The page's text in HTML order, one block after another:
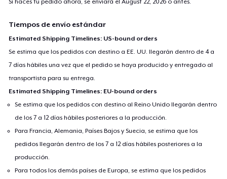
Tiempos de envío estándar
Estimated Shipping Timelines: US-bound orders
Se estima que los pedidos con destino a EE. UU. llegarán dentro de 4 a
7 días hábiles una vez que el pedido se haya producido y entregado al
transportista para su entrega.
Estimated Shipping Timelines: EU-bound orders
Se estima que los pedidos con destino al Reino Unido llegarán dentro
de los 7 a 12 días hábiles posteriores a la producción.
Para Francia, Alemania, Países Bajos y Suecia, se estima que los
pedidos llegarán dentro de los 7 a 12 días hábiles posteriores a la
producción.
Para todos los demás países de Europa, se estima que los pedidos